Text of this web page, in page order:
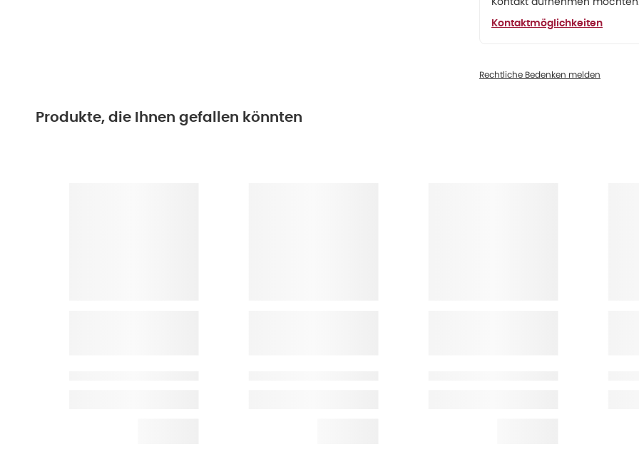
Kontaktmöglichkeiten
Rechtliche Bedenken melden
Produkte, die Ihnen gefallen könnten